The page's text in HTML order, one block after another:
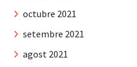
octubre 2021
setembre 2021
agost 2021